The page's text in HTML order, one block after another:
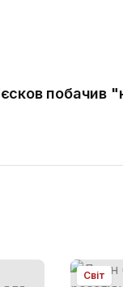
побачив
Світ